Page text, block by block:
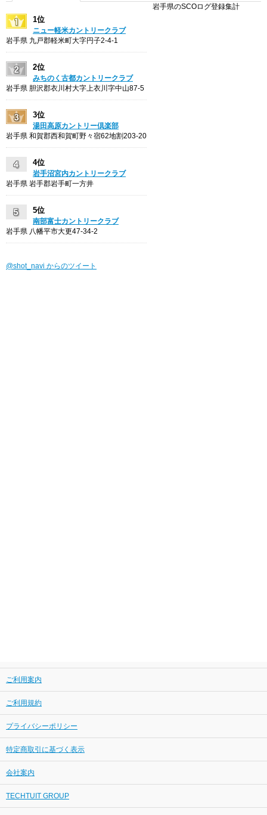
岩手県のSCOログ登録集計
1位
ニュー軽米カントリークラブ
岩手県 九戸郡軽米町大字円子2-4-1
2位
みちのく古都カントリークラブ
岩手県 胆沢郡衣川村大字上衣川字中山87-5
3位
湯田高原カントリー倶楽部
岩手県 和賀郡西和賀町野々宿62地割203-20
4位
岩手沼宮内カントリークラブ
岩手県 岩手郡岩手町一方井
5位
南部富士カントリークラブ
岩手県 八幡平市大更47-34-2
@shot_navi からのツイート
ご利用案内
ご利用規約
プライバシーポリシー
特定商取引に基づく表示
会社案内
TECHTUIT GROUP